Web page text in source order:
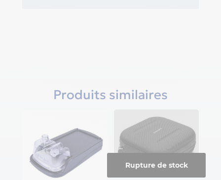
Produits similaires
Rupture de stock